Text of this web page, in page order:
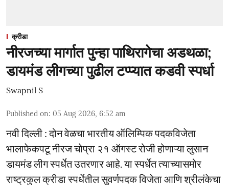
क्रीडा
नीरजच्या मार्गात पुन्हा पाथिरागेचा अडथळा;
डायमंड लीगच्या पुढील टप्प्यात कडवी स्पर्धा
Swapnil S
Published on: 05 Aug 2026, 6:52 am
नवी दिल्ली : दोन वेळचा भारतीय ऑलिम्पिक पदकविजेता
भालाफेकपटू नीरज चोप्रा २१ ऑगस्ट रोजी होणाऱ्या लुसान
डायमंड लीग स्पर्धेत उतरणार आहे. या स्पर्धेत त्याच्यासमोर
राष्ट्रकुल क्रीडा स्पर्धेतील सुवर्णपदक विजेता आणि श्रीलंकेचा